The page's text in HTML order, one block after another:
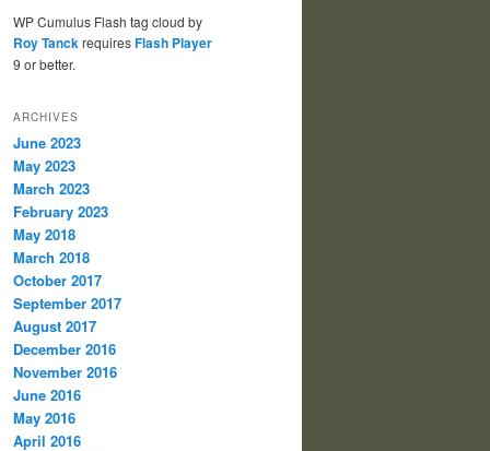
WP Cumulus Flash tag cloud by
Roy TanckrequiresFlash Player
9 or better.
ARCHIVES
June 2023
May 2023
March 2023
February 2023
May 2018
March 2018
October 2017
September 2017
August 2017
December 2016
November 2016
June 2016
May 2016
April 2016